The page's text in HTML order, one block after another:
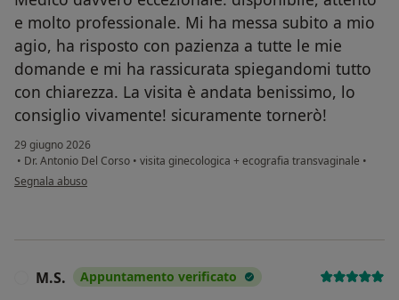
e molto professionale. Mi ha messa subito a mio
agio, ha risposto con pazienza a tutte le mie
domande e mi ha rassicurata spiegandomi tutto
con chiarezza. La visita è andata benissimo, lo
consiglio vivamente! sicuramente tornerò!
29 giugno 2026
• Dr. Antonio Del Corso • visita ginecologica + ecografia transvaginale •
secondo l'opinione dell'utente Tsymbalyuk Olesya
Segnala abuso
M.S. Appuntamento verificato